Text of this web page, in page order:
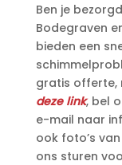
Ben je
Bodegraven
bieden een
gratis offerte,
deze link, bel
e-mail naar
ook foto’s
ons sturen